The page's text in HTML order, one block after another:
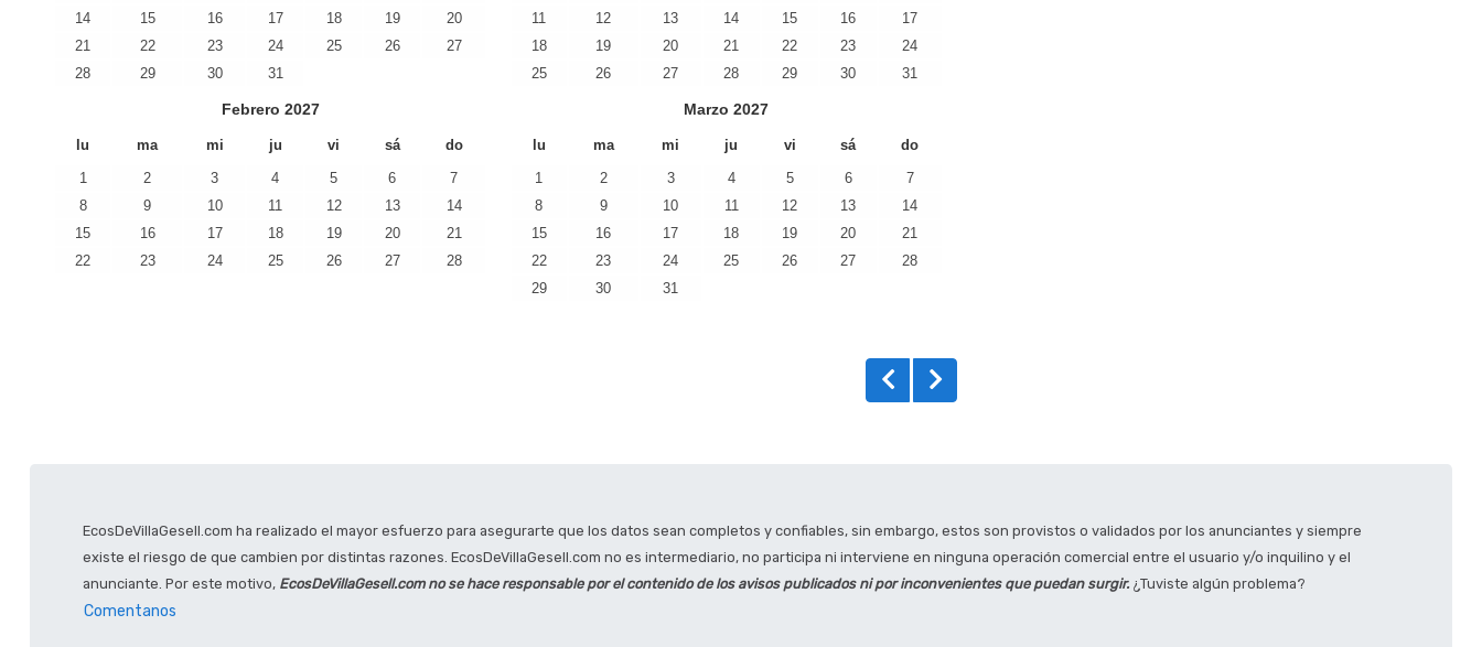
14
15 16 17 18 19
20
21
22 23 24 25 26
27
28
29 30 31
11
12 13 14 15 16
17
18
19 20 21 22 23
24
25
26 27 28 29 30 31
Febrero 2027
lu ma mi ju vi sá do
1 2 3 4 5 6
7
8
9 10 11 12 13
14
15
16 17 18 19 20
21
22
23 24 25 26 27 28
Marzo 2027
lu ma mi ju vi sá do
1 2 3 4 5 6
7
8
9 10 11 12 13
14
15
16 17 18 19 20
21
22
23 24 25 26 27
28
29
30 31
EcosDeVillaGesell.com ha realizado el mayor esfuerzo para asegurarte que los datos sean completos y confiables, sin embargo, estos son provistos o validados por los anunciantes y siempre
existe el riesgo de que cambien por distintas razones. EcosDeVillaGesell.com no es intermediario, no participa ni interviene en ninguna operación comercial entre el usuario y/o inquilino y el
anunciante. Por este motivo, EcosDeVillaGesell.com no se hace responsable por el contenido de los avisos publicados ni por inconvenientes que puedan surgir. ¿Tuviste algún problema?
Comentanos